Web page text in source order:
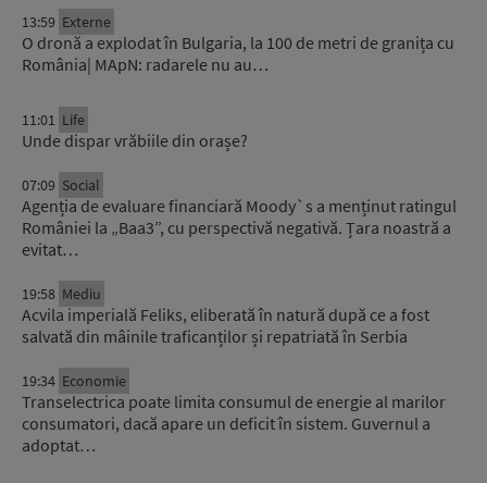
13:59 Externe
O dronă a explodat în Bulgaria, la 100 de metri de granița cu
România| MApN: radarele nu au…
11:01 Life
Unde dispar vrăbiile din orașe?
07:09 Social
Agenția de evaluare financiară Moody`s a menținut ratingul
României la „Baa3”, cu perspectivă negativă. Țara noastră a
evitat…
19:58 Mediu
Acvila imperială Feliks, eliberată în natură după ce a fost
salvată din mâinile traficanților și repatriată în Serbia
19:34 Economie
Transelectrica poate limita consumul de energie al marilor
consumatori, dacă apare un deficit în sistem. Guvernul a
adoptat…